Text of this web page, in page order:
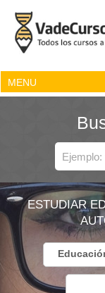
MENU
ESTUDIAR